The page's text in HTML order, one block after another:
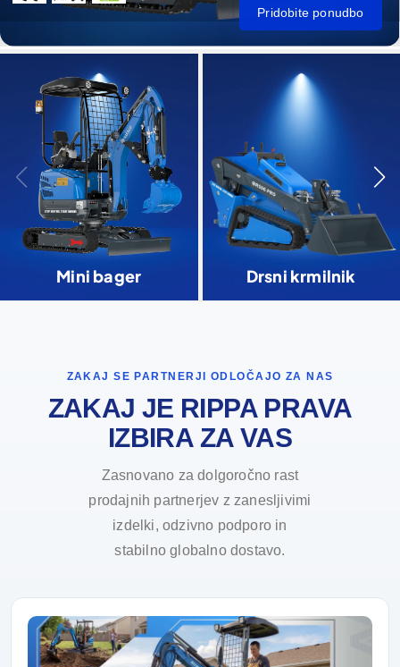
Pridobite ponudbo
Mini bager Drsni krmilnik
ZAKAJ SE PARTNERJI ODLOČAJO ZA NAS
ZAKAJ JE RIPPA PRAVA
IZBIRA ZA VAS
Zasnovano za dolgoročno rast
prodajnih partnerjev z zanesljivimi
izdelki, odzivno podporo in
stabilno globalno dostavo.